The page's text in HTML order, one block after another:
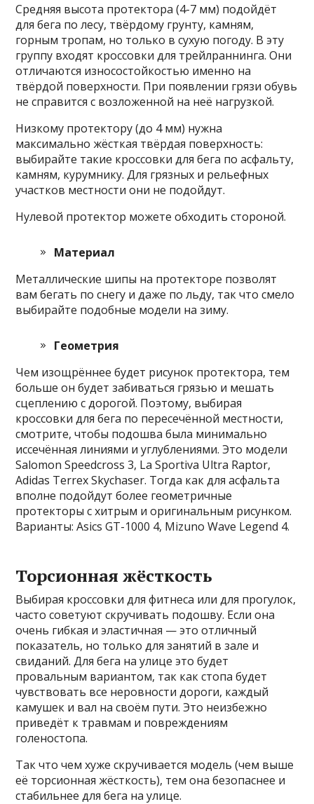
Средняя высота протектора (4-7 мм) подойдёт
для бега по лесу, твёрдому грунту, камням,
горным тропам, но только в сухую погоду. В эту
группу входят кроссовки для трейлраннинга. Они
отличаются износостойкостью именно на
твёрдой поверхности. При появлении грязи обувь
не справится с возложенной на неё нагрузкой.
Низкому протектору (до 4 мм) нужна
максимально жёсткая твёрдая поверхность:
выбирайте такие кроссовки для бега по асфальту,
камням, курумнику. Для грязных и рельефных
участков местности они не подойдут.
Нулевой протектор можете обходить стороной.
Материал
Металлические шипы на протекторе позволят
вам бегать по снегу и даже по льду, так что смело
выбирайте подобные модели на зиму.
Геометрия
Чем изощрённее будет рисунок протектора, тем
больше он будет забиваться грязью и мешать
сцеплению с дорогой. Поэтому, выбирая
кроссовки для бега по пересечённой местности,
смотрите, чтобы подошва была минимально
иссечённая линиями и углублениями. Это модели
Salomon Speedcross 3, La Sportiva Ultra Raptor,
Adidas Terrex Skychaser. Тогда как для асфальта
вполне подойдут более геометричные
протекторы с хитрым и оригинальным рисунком.
Варианты: Asics GT-1000 4, Mizuno Wave Legend 4.
Торсионная жёсткость
Выбирая кроссовки для фитнеса или для прогулок,
часто советуют скручивать подошву. Если она
очень гибкая и эластичная — это отличный
показатель, но только для занятий в зале и
свиданий. Для бега на улице это будет
провальным вариантом, так как стопа будет
чувствовать все неровности дороги, каждый
камушек и вал на своём пути. Это неизбежно
приведёт к травмам и повреждениям
голеностопа.
Так что чем хуже скручивается модель (чем выше
её торсионная жёсткость), тем она безопаснее и
стабильнее для бега на улице.